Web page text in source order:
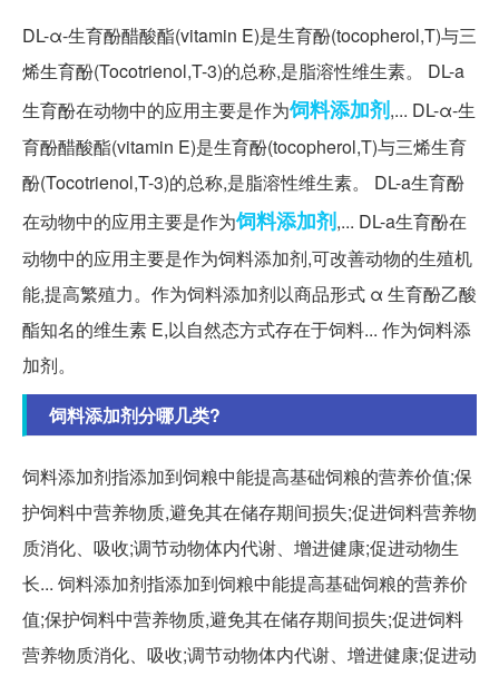
DL-α-生育酚醋酸酯(vitamin E)是生育酚(tocopherol,T)与三
烯生育酚(Tocotrienol,T-3)的总称,是脂溶性维生素。 DL-a
生育酚在动物中的应用主要是作为饲料添加剂,... DL-α-生
育酚醋酸酯(vitamin E)是生育酚(tocopherol,T)与三烯生育
酚(Tocotrienol,T-3)的总称,是脂溶性维生素。 DL-a生育酚
在动物中的应用主要是作为饲料添加剂,... DL-a生育酚在
动物中的应用主要是作为饲料添加剂,可改善动物的生殖机
能,提高繁殖力。作为饲料添加剂以商品形式 α 生育酚乙酸
酯知名的维生素 E,以自然态方式存在于饲料... 作为饲料添
加剂。
饲料添加剂分哪几类?
饲料添加剂指添加到饲粮中能提高基础饲粮的营养价值;保
护饲料中营养物质,避免其在储存期间损失;促进饲料营养物
质消化、吸收;调节动物体内代谢、增进健康;促进动物生
长... 饲料添加剂指添加到饲粮中能提高基础饲粮的营养价
值;保护饲料中营养物质,避免其在储存期间损失;促进饲料
营养物质消化、吸收;调节动物体内代谢、增进健康;促进动